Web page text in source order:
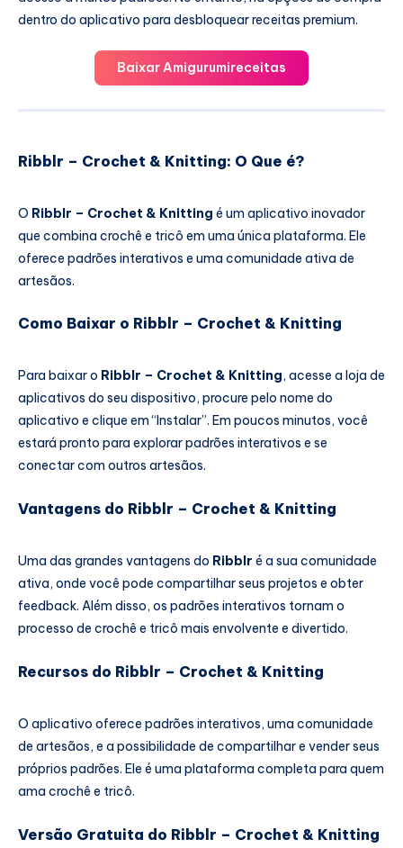
dentro do aplicativo para desbloquear receitas premium.
Baixar Amigurumireceitas
Ribblr – Crochet & Knitting: O Que é?
O Ribblr – Crochet & Knitting é um aplicativo inovador
que combina crochê e tricô em uma única plataforma. Ele
oferece padrões interativos e uma comunidade ativa de
artesãos.
Como Baixar o Ribblr – Crochet & Knitting
Para baixar o Ribblr – Crochet & Knitting, acesse a loja de
aplicativos do seu dispositivo, procure pelo nome do
aplicativo e clique em “Instalar”. Em poucos minutos, você
estará pronto para explorar padrões interativos e se
conectar com outros artesãos.
Vantagens do Ribblr – Crochet & Knitting
Uma das grandes vantagens do Ribblr é a sua comunidade
ativa, onde você pode compartilhar seus projetos e obter
feedback. Além disso, os padrões interativos tornam o
processo de crochê e tricô mais envolvente e divertido.
Recursos do Ribblr – Crochet & Knitting
O aplicativo oferece padrões interativos, uma comunidade
de artesãos, e a possibilidade de compartilhar e vender seus
próprios padrões. Ele é uma plataforma completa para quem
ama crochê e tricô.
Versão Gratuita do Ribblr – Crochet & Knitting